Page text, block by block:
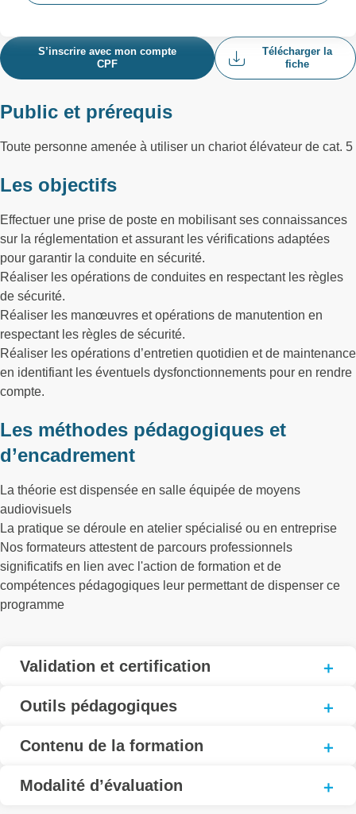
S’inscrire avec mon compte
CPF
Télécharger la
fiche
Public et prérequis
Toute personne amenée à utiliser un chariot élévateur de cat. 5
Les objectifs
Effectuer une prise de poste en mobilisant ses connaissances
sur la réglementation et assurant les vérifications adaptées
pour garantir la conduite en sécurité.
Réaliser les opérations de conduites en respectant les règles
de sécurité.
Réaliser les manœuvres et opérations de manutention en
respectant les règles de sécurité.
Réaliser les opérations d’entretien quotidien et de maintenance
en identifiant les éventuels dysfonctionnements pour en rendre
compte.
Les méthodes pédagogiques et
d’encadrement
La théorie est dispensée en salle équipée de moyens
audiovisuels
La pratique se déroule en atelier spécialisé ou en entreprise
Nos formateurs attestent de parcours professionnels
significatifs en lien avec l'action de formation et de
compétences pédagogiques leur permettant de dispenser ce
programme
Validation et certification
Outils pédagogiques
Contenu de la formation
Modalité d’évaluation